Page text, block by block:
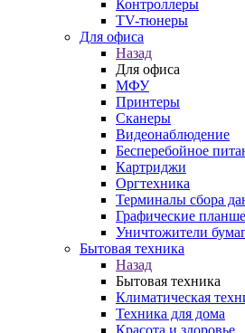
Контроллеры
TV-тюнеры
Для офиса
Назад
Для офиса
МФУ
Принтеры
Сканеры
Видеонаблюдение
Бесперебойное
Картриджи
Оргтехника
Терминалы сбора
Графические
Уничтожители
Бытовая техника
Назад
Бытовая техника
Климатическая
Техника для дома
Красота и здоровье